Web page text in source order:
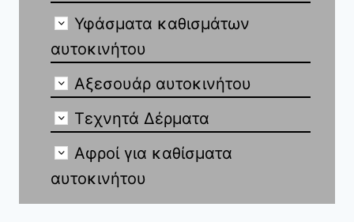
Υφάσματα καθισμάτων
αυτοκινήτου
Αξεσουάρ αυτοκινήτου
Τεχνητά Δέρματα
Αφροί για καθίσματα
αυτοκινήτου